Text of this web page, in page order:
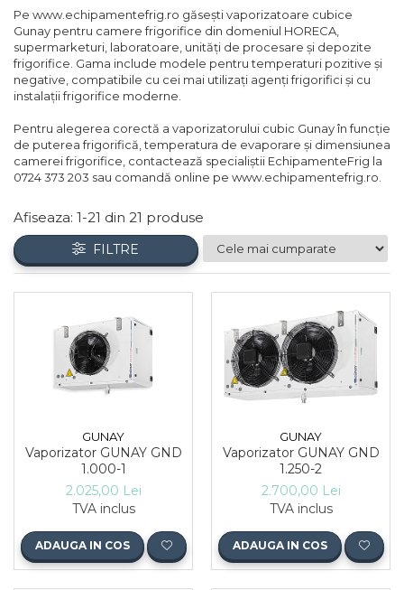
REZISTENTE SILICONICE
Uleiuri
Ventilatoare
Ventilatoare EbmPapst
Ventilatoare WEIGUANG
Ventilatoare turbina
VENTILATOARE AXIALE
Compresoare Cubigel R404a
Compresoare Jiaxipera
Pe www.echipamentefrig.ro găsești vaporizatoare cubice
Gunay pentru camere frigorifice din domeniul HORECA,
supermarketuri, laboratoare, unități de procesare și depozite
frigorifice. Gama include modele pentru temperaturi pozitive și
negative, compatibile cu cei mai utilizați agenți frigorifici și cu
instalații frigorifice moderne.
Pentru alegerea corectă a vaporizatorului cubic Gunay în funcție
de puterea frigorifică, temperatura de evaporare și dimensiunea
camerei frigorifice, contactează specialiștii EchipamenteFrig la
0724 373 203 sau comandă online pe www.echipamentefrig.ro.
Afiseaza: 1-21 din 21 produse
FILTRE
GUNAY
Vaporizator GUNAY GND
1.000-1
2.025,00 Lei
TVA inclus
ADAUGA IN COS
GUNAY
Vaporizator GUNAY GND
1.250-2
2.700,00 Lei
TVA inclus
ADAUGA IN COS